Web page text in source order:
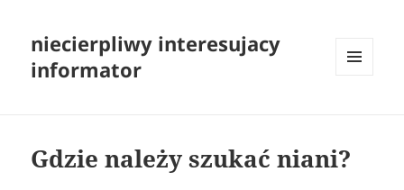
niecierpliwy interesujacy
informator
Gdzie należy szukać niani?